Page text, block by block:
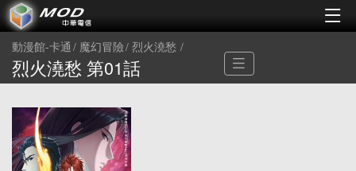
動漫館-卡通 魔幻冒險 烈火澆愁
烈火澆愁 第01話